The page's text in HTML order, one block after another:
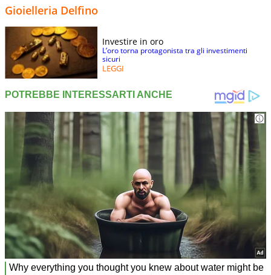
Gioielleria Delfino
Investire in oro
L’oro torna protagonista tra gli investimenti
sicuri
LEGGI